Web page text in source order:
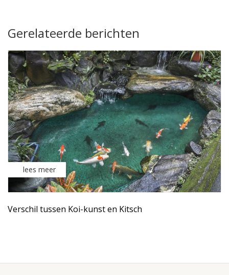
Gerelateerde berichten
lees meer
Verschil tussen Koi-kunst en Kitsch